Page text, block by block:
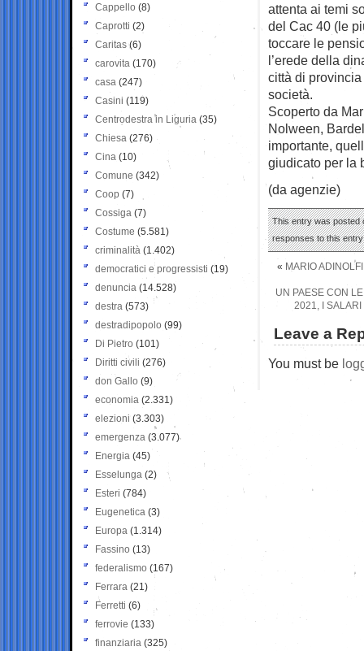
attenta ai temi
del Cac 40 (le
toccare le
l’erede della
città di
società.
Scoperto da
Nolween,
importante,
giudicato per la
(da agenzie)
This entry was posted
responses to this
« MARIO
UN PAESE CON
2021, I SALARI
Leave a
You must be
Cappello (8)
Caprotti (2)
Caritas (6)
carovita (170)
casa (247)
Casini (119)
Centrodestra in Liguria (35)
Chiesa (276)
Cina (10)
Comune (342)
Coop (7)
Cossiga (7)
Costume (5.581)
criminalità (1.402)
democratici e progressisti (19)
denuncia (14.528)
destra (573)
destradipopolo (99)
Di Pietro (101)
Diritti civili (276)
don Gallo (9)
economia (2.331)
elezioni (3.303)
emergenza (3.077)
Energia (45)
Esselunga (2)
Esteri (784)
Eugenetica (3)
Europa (1.314)
Fassino (13)
federalismo (167)
Ferrara (21)
Ferretti (6)
ferrovie (133)
finanziaria (325)